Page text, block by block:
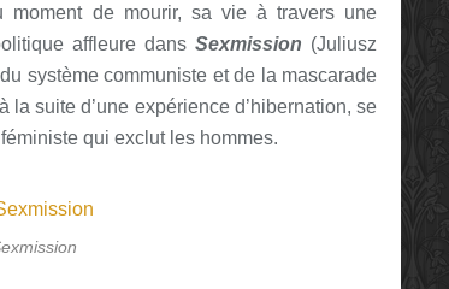
moment de mourir, sa vie à travers une
affleure dans Sexmission (Juliusz
système communiste et de la mascarade
la suite d’une expérience d’hibernation, se
qui exclut les hommes.